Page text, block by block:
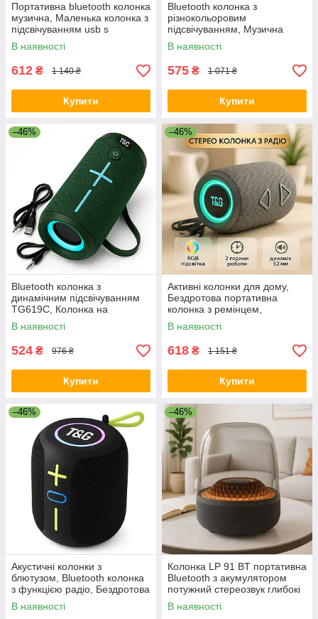
Портативна bluetooth колонка
музична, Маленька колонка з
підсвічуванням usb s
Bluetooth OJ-58
В наявності
612 ₴ 1 140 ₴
Купити
Bluetooth колонка з
різнокольоровим
підсвічуванням, Музична
колонка з блютузом і
флешкою CN-83
В наявності
575 ₴ 1 071 ₴
Купити
–46%
Bluetooth колонка з
динамічним підсвічуванням
TG619C, Колонка на
акумуляторі маленька AE-98
В наявності
524 ₴ 976 ₴
Купити
–46%
Активні колонки для дому,
Бездротова портативна
колонка з ремінцем,
Bluetooth колонка з usb-
портом QN-60
В наявності
618 ₴ 1 151 ₴
Купити
–46%
Акустичні колонки з
блютузом, Bluetooth колонка
з функцією радіо, Бездротова
колонка переносна гучна MY-
13
В наявності
–46%
Колонка LP 91 BT портативна
Bluetooth з акумулятором
потужний стереозвук глибокі
баси сучасний дизайн MG-53
В наявності